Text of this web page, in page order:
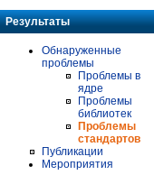
Результаты
Обнаруженные
проблемы
Проблемы в
ядре
Проблемы
библиотек
Проблемы
стандартов
Публикации
Мероприятия